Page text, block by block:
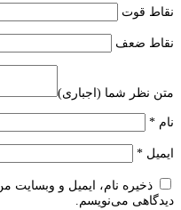
نقاط قوت
نقاط ضعف
متن نظر شما (اجباری)
نام *
ایمیل *
ذخیره نام، ایمیل و وبسایت
دیدگاهی می‌نویسم.